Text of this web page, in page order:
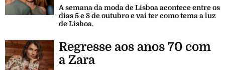
A semana da moda de Lisboa acontece entre os
dias 5 e 8 de outubro e vai ter como tema a luz
de Lisboa.
Regresse aos anos 70 com
a Zara